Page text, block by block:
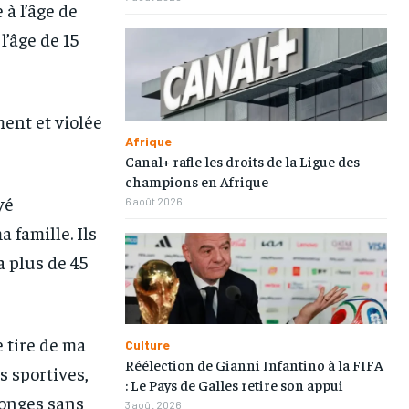
l’âge de
de 15
et violée
famille. Ils
plus de 45
tire de ma
sportives,
sans
Afrique
Canal+ rafle les droits de la Ligue des
champions en Afrique
6 août 2026
Culture
Réélection de Gianni Infantino à la FIFA
: Le Pays de Galles retire son appui
3 août 2026